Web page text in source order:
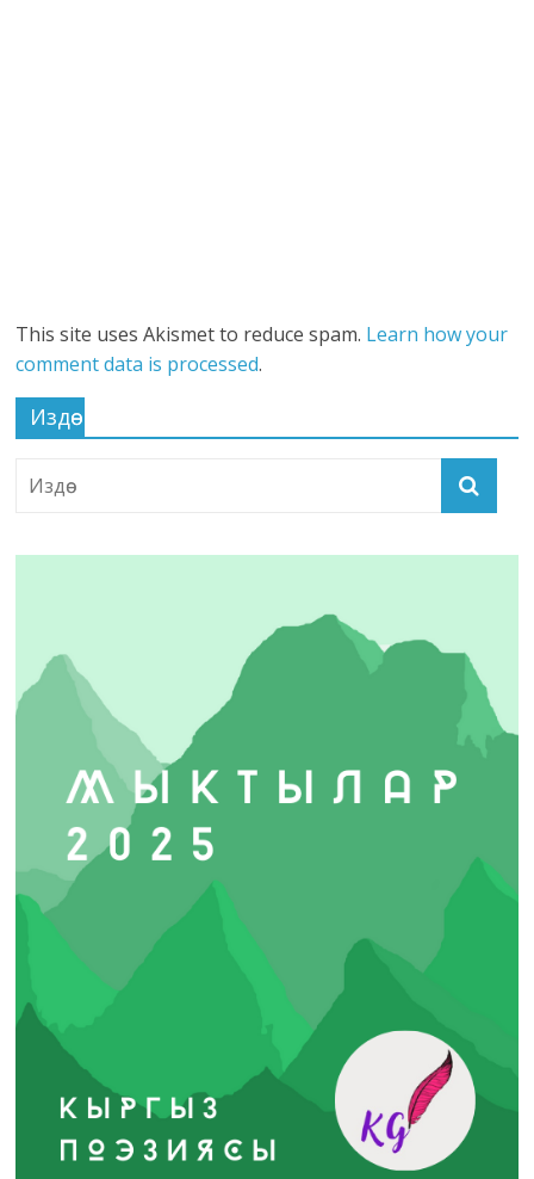
This site uses Akismet to reduce spam. Learn how your
comment data is processed.
Издөө